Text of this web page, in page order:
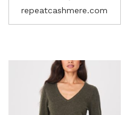
repeatcashmere.com